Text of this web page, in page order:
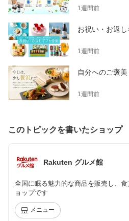
1週間前
お祝い・お返
1週間前
自分へのご褒
1週間前
このトピックを書いたショップ
Rakuten グルメ館
全国に眠る魅力的な商品を販売し、
ョップです
メニュー